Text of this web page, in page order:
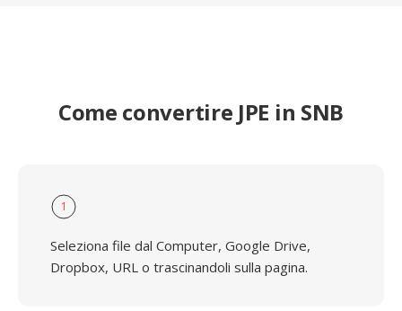
Come convertire JPE in SNB
1
Seleziona file dal Computer, Google Drive,
Dropbox, URL o trascinandoli sulla pagina.